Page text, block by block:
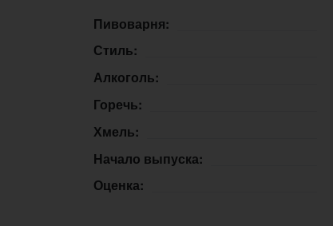
Пивоварня:
Стиль:
Алкоголь:
Горечь:
Хмель:
Начало выпуска:
Оценка: